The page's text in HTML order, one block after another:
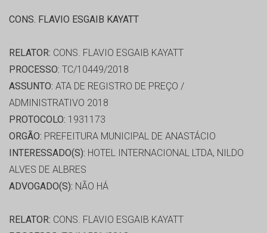
CONS. FLAVIO ESGAIB KAYATT
RELATOR: CONS. FLAVIO ESGAIB KAYATT
PROCESSO: TC/10449/2018
ASSUNTO: ATA DE REGISTRO DE PREÇO /
ADMINISTRATIVO 2018
PROTOCOLO: 1931173
ORGÃO: PREFEITURA MUNICIPAL DE ANASTÁCIO
INTERESSADO(S): HOTEL INTERNACIONAL LTDA, NILDO
ALVES DE ALBRES
ADVOGADO(S): NÃO HÁ
RELATOR: CONS. FLAVIO ESGAIB KAYATT